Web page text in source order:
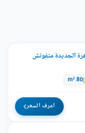
الجديدة متفوتش
80 m²
اعرف السعر